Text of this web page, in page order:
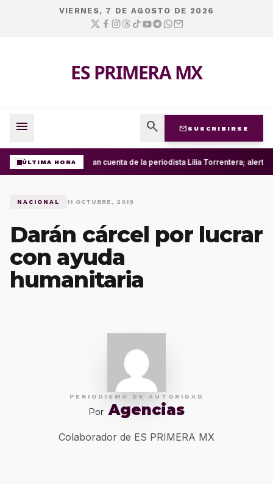
VIERNES, 7 DE AGOSTO DE 2026
ES PRIMERA MX
menu search mail SUSCRIBIRSE
ÚLTIMA HORA Roban cuenta de la periodista Lilia Torrentera;
NACIONAL 11 OCTUBRE, 2019
Darán cárcel por lucrar
con ayuda
humanitaria
PERIODISMO DE AUTORIDAD
Por Agencias
Colaborador de ES PRIMERA MX